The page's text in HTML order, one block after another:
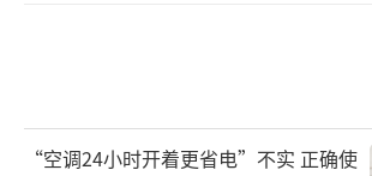
“空调24小时开着更省电”不实 正确使